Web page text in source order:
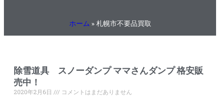
ホーム » 札幌市不要品買取
除雪道具 スノーダンプ ママさんダンプ 格安販
売中！
2020年2月6日
コメントはまだありません